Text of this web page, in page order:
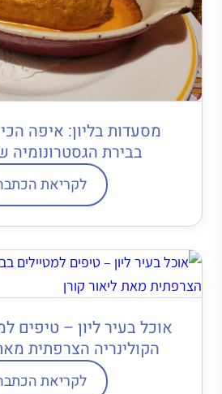
מסעדות בליון: איפה
בבירת
לקריאת
אוכל בעיר ליון – טיפים
הקולינריה הצרפתית
לקריאת